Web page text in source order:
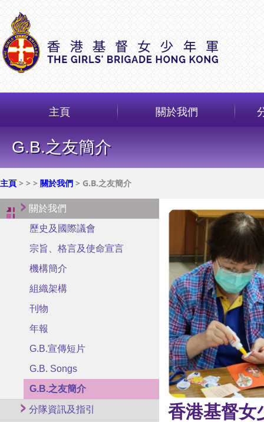
主頁 關於我們
G.B.之友簡介
主頁 > > > 關於我們 > G.B.之友簡介
關於我們
歷史及國際議會
宗旨、格言及使命宣言
機構簡介
組織架構
刊物
年報
G.B.宣傳短片
G.B. Songs
G.B.之友簡介
分隊資訊及指引 香港基督女